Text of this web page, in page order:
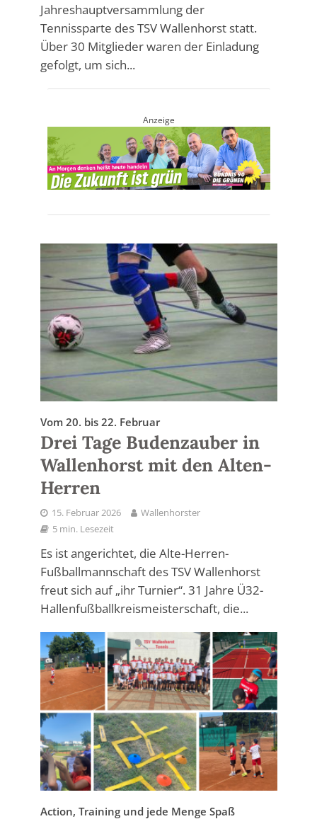
Jahreshauptversammlung der
Tennissparte des TSV Wallenhorst statt.
Über 30 Mitglieder waren der Einladung
gefolgt, um sich...
Anzeige
Vom 20. bis 22. Februar
Drei Tage Budenzauber in
Wallenhorst mit den Alten-
Herren
15. Februar 2026
Wallenhorster
5 min. Lesezeit
Es ist angerichtet, die Alte-Herren-
Fußballmannschaft des TSV Wallenhorst
freut sich auf „ihr Turnier“. 31 Jahre Ü32-
Hallenfußballkreismeisterschaft, die...
Action, Training und jede Menge Spaß